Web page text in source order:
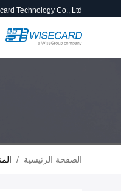
Technology Co., Ltd.
الصفحة الرئيسية /